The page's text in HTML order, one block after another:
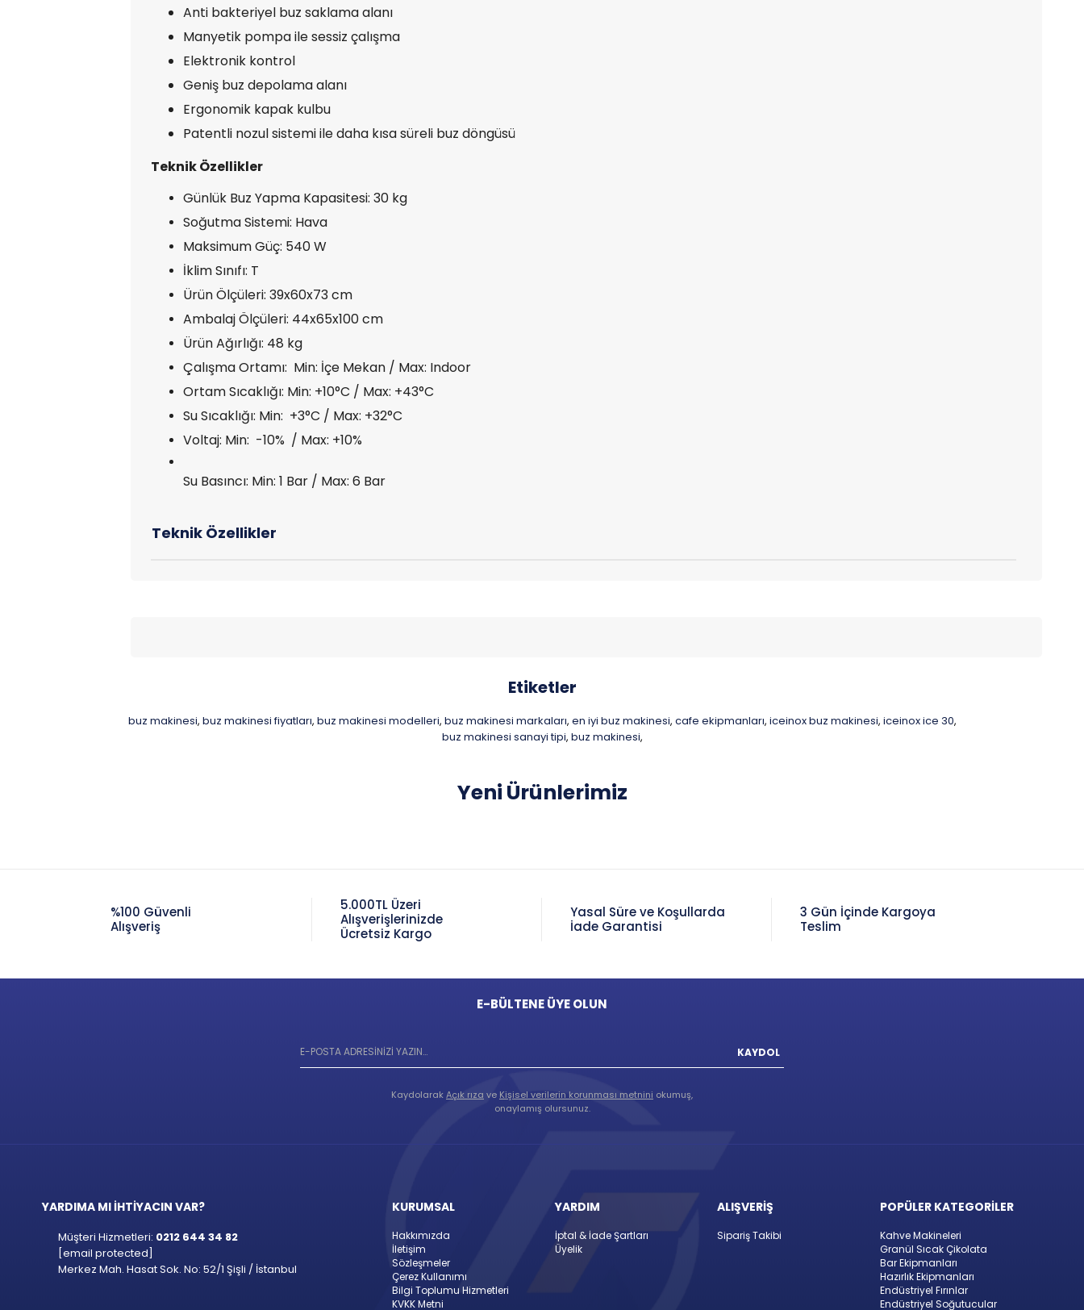
Anti bakteriyel buz saklama alanı
Manyetik pompa ile sessiz çalışma
Elektronik kontrol
Geniş buz depolama alanı
Ergonomik kapak kulbu
Patentli nozul sistemi ile daha kısa süreli buz döngüsü
Teknik Özellikler
Günlük Buz Yapma Kapasitesi: 30 kg
Soğutma Sistemi: Hava
Maksimum Güç: 540 W
İklim Sınıfı: T
Ürün Ölçüleri: 39x60x73 cm
Ambalaj Ölçüleri: 44x65x100 cm
Ürün Ağırlığı: 48 kg
Çalışma Ortamı: Min: İçe Mekan / Max: Indoor
Ortam Sıcaklığı: Min: +10°C / Max: +43°C
Su Sıcaklığı: Min: +3°C / Max: +32°C
Voltaj: Min: -10% / Max: +10%
Su Basıncı: Min: 1 Bar / Max: 6 Bar
Etiketler
buz makinesi, buz makinesi fiyatları, buz makinesi modelleri, buz makinesi markaları, en iyi buz makinesi, cafe ekipmanları, iceinox buz makinesi, iceinox ice 30,
buz makinesi sanayi tipi, buz makinesi,
Yeni Ürünlerimiz
%100 Güvenli
Alışveriş
5.000TL Üzeri
Alışverişlerinizde
Ücretsiz Kargo
Yasal Süre ve Koşullarda
İade Garantisi
3 Gün İçinde Kargoya
Teslim
E-BÜLTENE ÜYE OLUN
KAYDOL
KaydolarakAçık rıza ve Kişisel verilerin korunması metnini okumuş,
onaylamış olursunuz.
YARDIMA MI İHTİYACIN VAR?
Müşteri Hizmetleri: 0212 644 34 82
[email protected]
Merkez Mah. Hasat Sok. No: 52/1 Şişli / İstanbul
KURUMSAL
Hakkımızda
İletişim
Sözleşmeler
Çerez Kullanımı
Bilgi Toplumu Hizmetleri
KVKK Metni
YARDIM
İptal & İade Şartları
Üyelik
ALIŞVERİŞ
Sipariş Takibi
POPÜLER KATEGORİLER
Kahve Makineleri
Granül Sıcak Çikolata
Bar Ekipmanları
Hazırlık Ekipmanları
Endüstriyel Fırınlar
Endüstriyel Soğutucular